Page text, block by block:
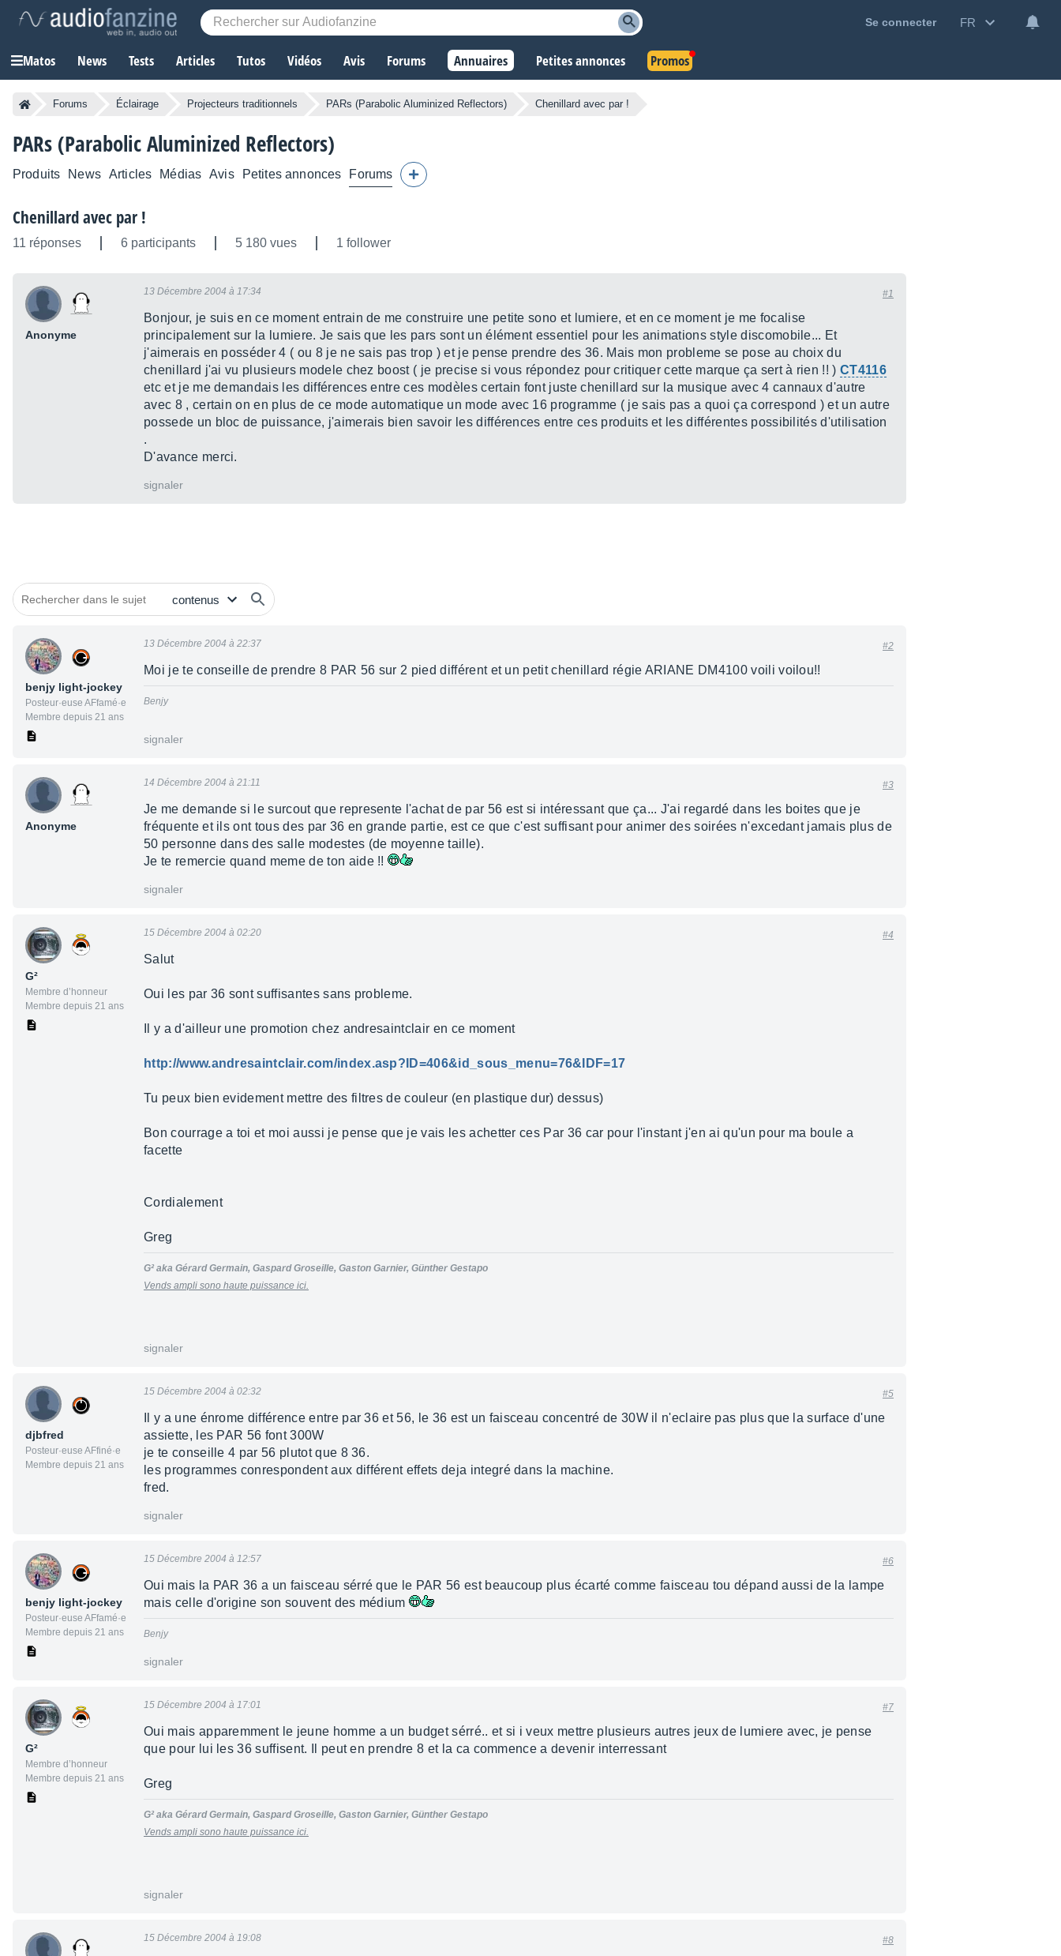
Se connecter FR
Matos News Tests Articles Tutos Vidéos Avis Forums Annuaires Petites annonces Promos
Forums Éclairage Projecteurs traditionnels PARs (Parabolic Aluminized Reflectors) Chenillard avec par !
PARs (Parabolic Aluminized Reflectors)
Produits News Articles Médias Avis Petites annonces Forums
Chenillard avec par !
11 réponses 6 participants 5 180 vues 1 follower
Anonyme
13 Décembre 2004 à 17:34 #1
Bonjour, je suis en ce moment entrain de me construire une petite sono et lumiere, et en ce moment je me focalise
principalement sur la lumiere. Je sais que les pars sont un élément essentiel pour les animations style discomobile... Et
j'aimerais en posséder 4 ( ou 8 je ne sais pas trop ) et je pense prendre des 36. Mais mon probleme se pose au choix du
chenillard j'ai vu plusieurs modele chez boost ( je precise si vous répondez pour critiquer cette marque ça sert à rien !! )CT4116
etc et je me demandais les différences entre ces modèles certain font juste chenillard sur la musique avec 4 cannaux d'autre
avec 8 , certain on en plus de ce mode automatique un mode avec 16 programme ( je sais pas a quoi ça correspond ) et un autre
possede un bloc de puissance, j'aimerais bien savoir les différences entre ces produits et les différentes possibilités d'utilisation
.
D'avance merci.
signaler
benjy light-jockey
Posteur·euse AFfamé·e
Membre depuis 21 ans
13 Décembre 2004 à 22:37 #2
Moi je te conseille de prendre 8 PAR 56 sur 2 pied différent et un petit chenillard régie ARIANE DM4100 voili voilou!!
Benjy
signaler
Anonyme
14 Décembre 2004 à 21:11 #3
Je me demande si le surcout que represente l'achat de par 56 est si intéressant que ça... J'ai regardé dans les boites que je
fréquente et ils ont tous des par 36 en grande partie, est ce que c'est suffisant pour animer des soirées n'excedant jamais plus de
50 personne dans des salle modestes (de moyenne taille).
Je te remercie quand meme de ton aide !!
signaler
G²
Membre d’honneur
Membre depuis 21 ans
15 Décembre 2004 à 02:20 #4
Salut
Oui les par 36 sont suffisantes sans probleme.
Il y a d'ailleur une promotion chez andresaintclair en ce moment
http://www.andresaintclair.com/index.asp?ID=406&id_sous_menu=76&IDF=17
Tu peux bien evidement mettre des filtres de couleur (en plastique dur) dessus)
Bon courrage a toi et moi aussi je pense que je vais les achetter ces Par 36 car pour l'instant j'en ai qu'un pour ma boule a
facette
Cordialement
Greg
G² aka Gérard Germain, Gaspard Groseille, Gaston Garnier, Günther Gestapo
Vends ampli sono haute puissance ici.
signaler
djbfred
Posteur·euse AFfiné·e
Membre depuis 21 ans
15 Décembre 2004 à 02:32 #5
Il y a une énrome différence entre par 36 et 56, le 36 est un faisceau concentré de 30W il n'eclaire pas plus que la surface d'une
assiette, les PAR 56 font 300W
je te conseille 4 par 56 plutot que 8 36.
les programmes conrespondent aux différent effets deja integré dans la machine.
fred.
signaler
benjy light-jockey
Posteur·euse AFfamé·e
Membre depuis 21 ans
15 Décembre 2004 à 12:57 #6
Oui mais la PAR 36 a un faisceau sérré que le PAR 56 est beaucoup plus écarté comme faisceau tou dépand aussi de la lampe
mais celle d'origine son souvent des médium
Benjy
signaler
G²
Membre d’honneur
Membre depuis 21 ans
15 Décembre 2004 à 17:01 #7
Oui mais apparemment le jeune homme a un budget sérré.. et si i veux mettre plusieurs autres jeux de lumiere avec, je pense
que pour lui les 36 suffisent. Il peut en prendre 8 et la ca commence a devenir interressant
Greg
G² aka Gérard Germain, Gaspard Groseille, Gaston Garnier, Günther Gestapo
Vends ampli sono haute puissance ici.
signaler
15 Décembre 2004 à 19:08 #8